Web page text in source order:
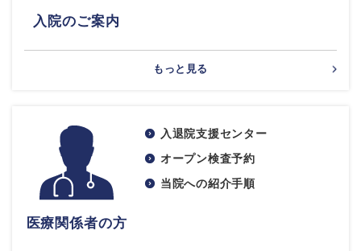
入院のご案内
もっと見る
医療関係者の方
入退院支援センター
オープン検査予約
当院への紹介手順